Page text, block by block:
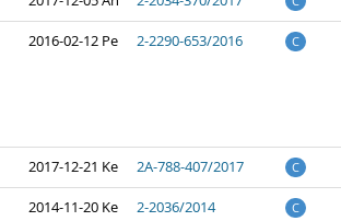
2016-02-12 Pe 2-2290-653/2016 C
2017-12-21 Ke 2A-788-407/2017 C
2014-11-20 Ke 2-2036/2014 C